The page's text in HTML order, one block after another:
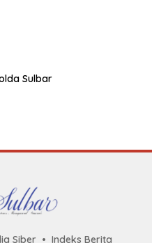
Sulbar
Siber Indeks Berita